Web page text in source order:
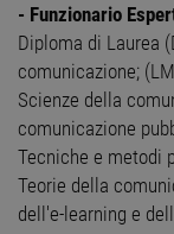
- Funzionario
Diploma di Laurea
comunicazione;
Scienze della
comunicazione
Tecniche e metodi
Teorie della
dell'e-learning e